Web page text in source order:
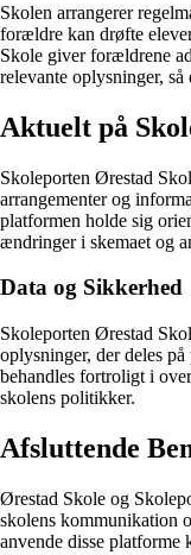
Skolen arrangerer
forældre kan drøfte
Skole giver forældrene
relevante oplysninger,
Aktuelt på
Skoleporten Ørestad
arrangementer og
platformen holde sig
ændringer i skemaet og
Data og Sikkerhed
Skoleporten Ørestad
oplysninger, der deles
behandles fortroligt i
skolens politikker.
Afsluttende
Ørestad Skole og
skolens kommunikation
anvende disse platforme